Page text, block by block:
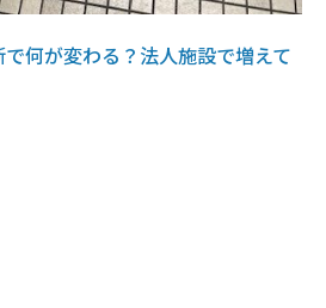
何が変わる？法人施設で増えて